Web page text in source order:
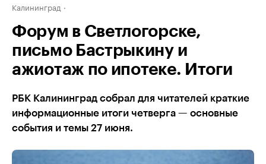
Калининград
Форум в Светлогорске,
письмо Бастрыкину и
ажиотаж по ипотеке. Итоги
РБК Калининград собрал для читателей краткие
информационные итоги четверга — основные
события и темы 27 июня.